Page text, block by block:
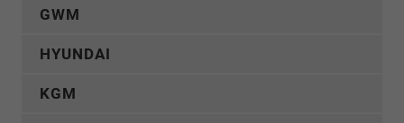
GWM
HYUNDAI
KGM